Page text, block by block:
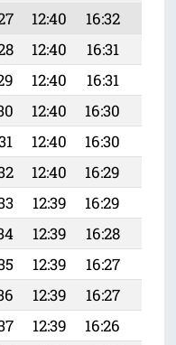
12:40 16:32
12:40 16:31
12:40 16:31
12:40 16:30
12:40 16:30
12:40 16:29
12:39 16:29
12:39 16:28
12:39 16:27
12:39 16:27
12:39 16:26